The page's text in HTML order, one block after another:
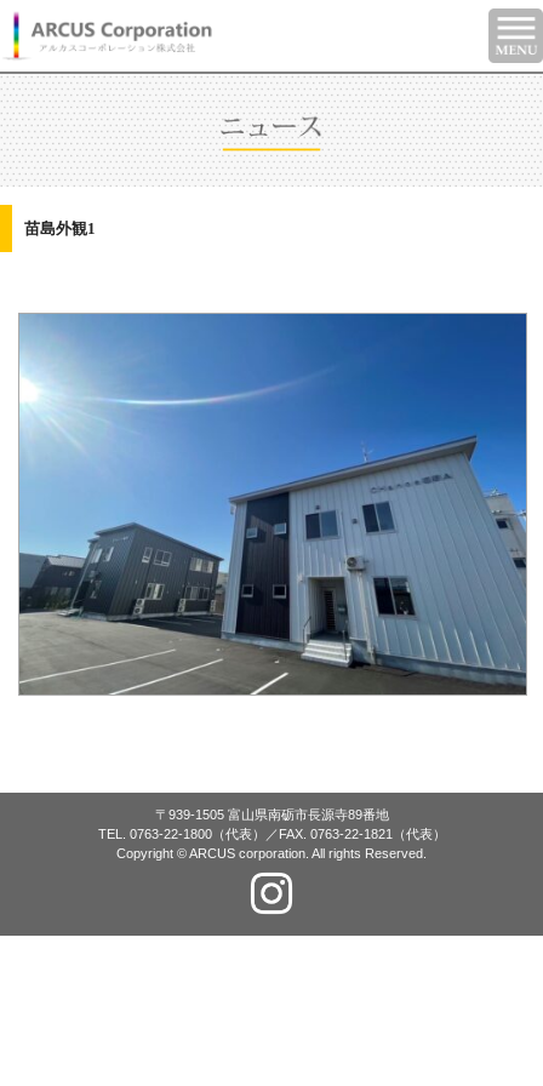
苗島外観1
〒939-1505 富山県南砺市長源寺89番地
TEL. 0763-22-1800（代表）／FAX. 0763-22-1821（代表）
Copyright © ARCUS corporation. All rights Reserved.